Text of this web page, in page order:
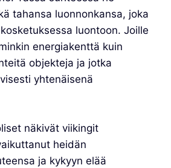
tahansa luonnonkansa, joka
luontoon. Joille
energiakenttä kuin
objekteja ja jotka
yhtenäisenä
näkivät viikingit
heidän
ja kykyyn elää